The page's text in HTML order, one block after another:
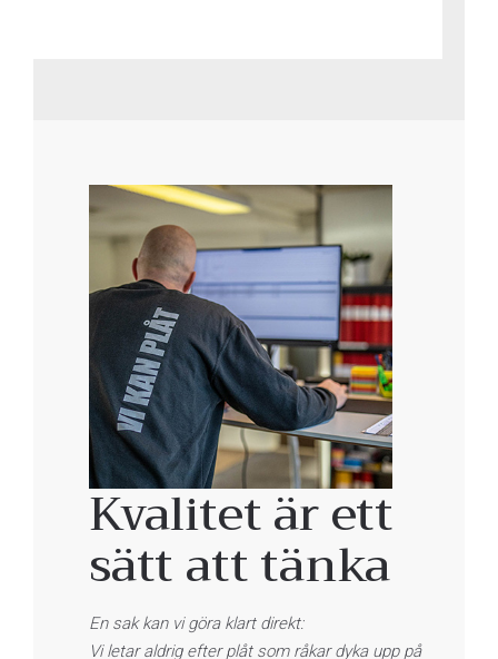
Kvalitet är ett
sätt att tänka
En sak kan vi göra klart direkt:
Vi letar aldrig efter plåt som råkar dyka upp på